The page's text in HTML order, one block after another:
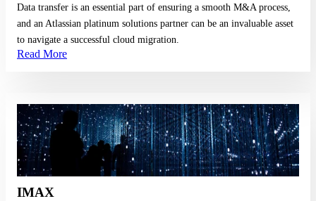
Data transfer is an essential part of ensuring a smooth M&A process,
and an Atlassian platinum solutions partner can be an invaluable asset
to navigate a successful cloud migration.
Read More
IMAX